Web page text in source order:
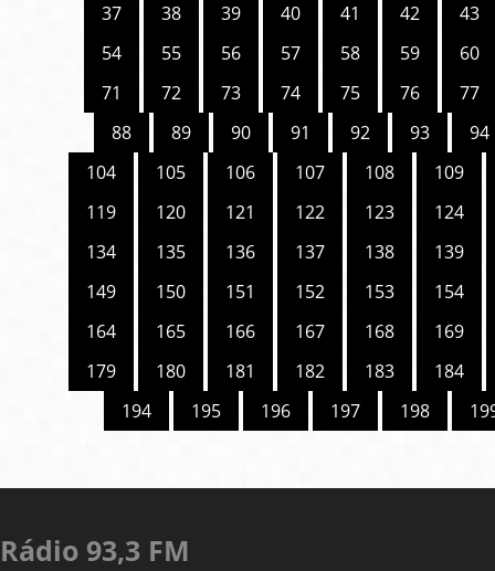
37
38 39 40 41 42
43
54
55 56 57 58 59
60
71
72 73 74 75 76
77
88
89 90 91 92 93
94
104
105 106 107 108
109
119
120 121 122 123
124
134
135 136 137 138
139
149
150 151 152 153
154
164
165 166 167 168
169
179
180 181 182 183
184
194
195 196 197 198
Rádio 93,3 FM